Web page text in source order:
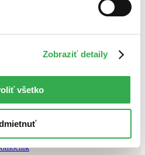
Zobraziť detaily
všetko
knihu?
vám ju s radosťou vypátra!